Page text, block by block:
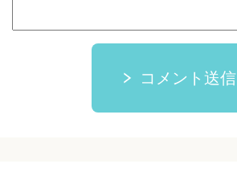
コメント送信